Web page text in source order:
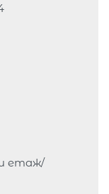
етаж/